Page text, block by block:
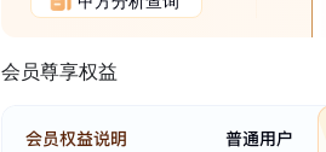
会员尊享权益